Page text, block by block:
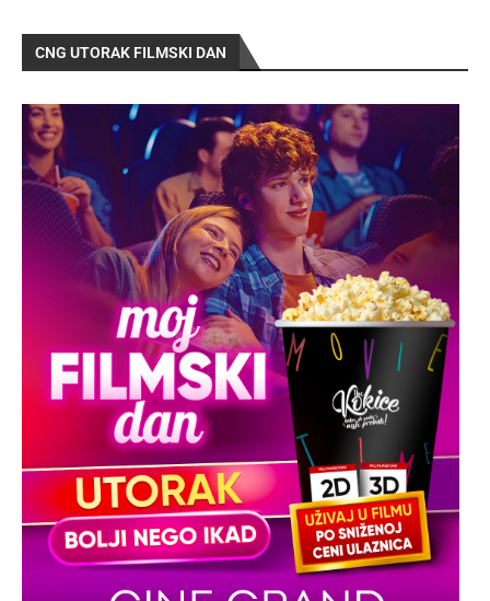
CNG UTORAK FILMSKI DAN